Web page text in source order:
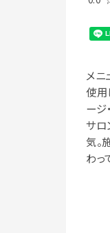
メ
使用
ージ
サロ
気。
わっ